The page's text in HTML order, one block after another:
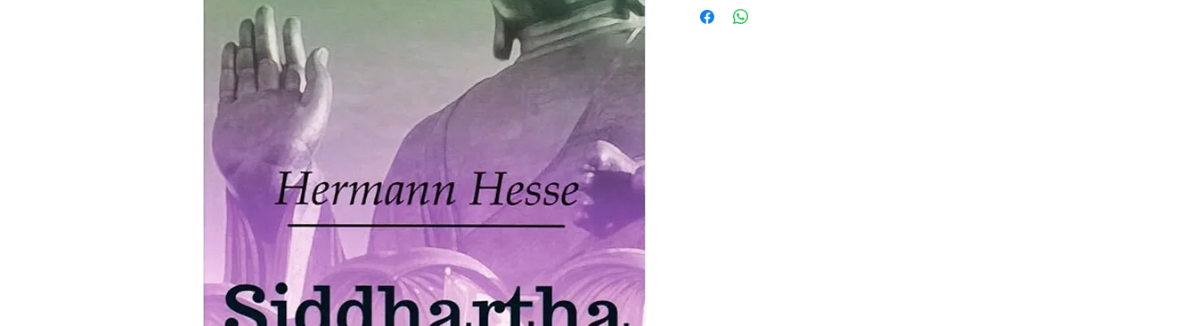
Editorial: Pluton